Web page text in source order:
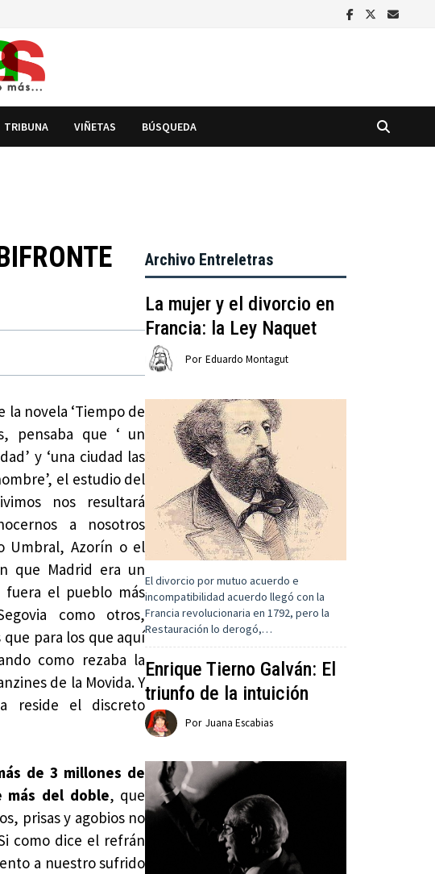
TRIBUNA VIÑETAS BÚSQUEDA
novela ‘Tiempo de
pensaba que ‘ un
y ‘una ciudad las
el estudio del
nos resultará
a nosotros
Umbral, Azorín o el
que Madrid era un
fuera el pueblo más
como otros,
para los que aquí
como rezaba la
de la Movida. Y
reside el discreto
de 3 millones de
más del doble, que
prisas y agobios no
como dice el refrán
a nuestro sufrido
Archivo Entreletras
La mujer y el divorcio en
Francia: la Ley Naquet
Por Eduardo Montagut
El divorcio por mutuo acuerdo e
incompatibilidad acuerdo llegó con la
Francia revolucionaria en 1792, pero la
Restauración lo derogó,…
Enrique Tierno Galván: El
triunfo de la intuición
Por Juana Escabias